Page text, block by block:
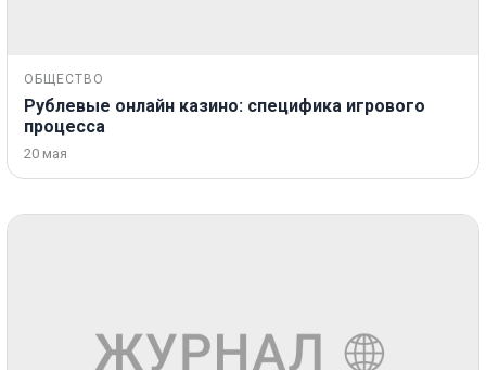
ОБЩЕСТВО
Рублевые онлайн казино: специфика игрового
процесса
20 мая